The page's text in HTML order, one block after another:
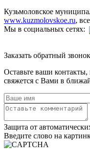
Кузьмоловское
www.kuzmolovskoe.ru,
Мы в социальных сетях:
Заказать обратный звонок
Оставьте ваши
свяжется с Вами в
Защита от
Введите слово на